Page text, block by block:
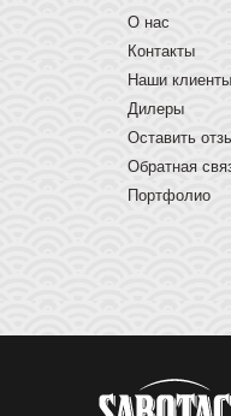
О нас
Контакты
Наши клиенты
Дилеры
Оставить
Обратная
Портфолио